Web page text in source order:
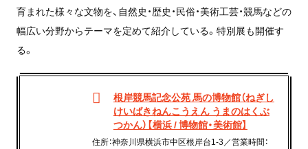
育まれた様々な文物を、自然史・歴史・民俗・美術工芸・競馬などの
幅広い分野からテーマを定めて紹介している。特別展も開催す
る。
根岸競馬記念公苑 馬の博物館（ねぎし
けいばきねんこうえん うまのはくぶ
つかん）【横浜 / 博物館・美術館】
住所：神奈川県横浜市中区根岸台1-3／営業時間：